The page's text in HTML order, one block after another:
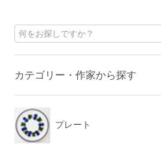
カテゴリー・作家から探す
プレート